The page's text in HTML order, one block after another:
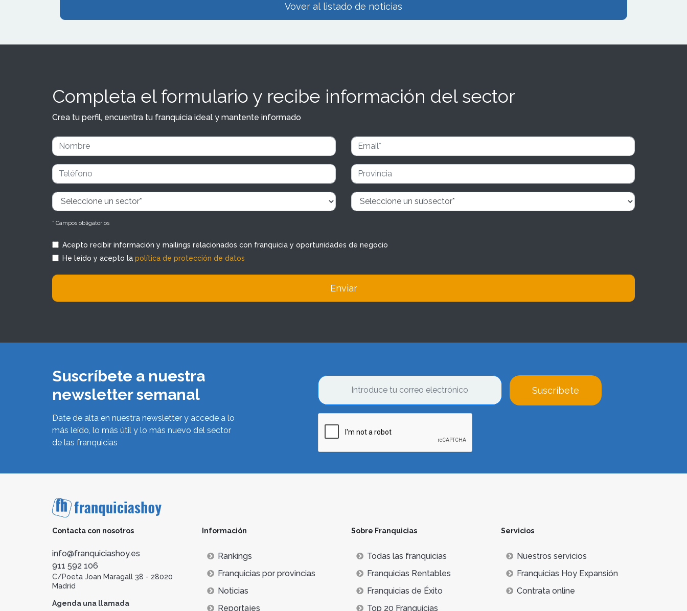
Vover al listado de noticias
Completa el formulario y recibe información del sector
Crea tu perfil, encuentra tu franquicia ideal y mantente informado
* Campos obligatorios
Acepto recibir información y mailings relacionados con franquicia y oportunidades de negocio
He leído y acepto la política de protección de datos
Enviar
Suscríbete a nuestra
newsletter semanal
Date de alta en nuestra newsletter y accede a lo
más leído, lo más útil y lo más nuevo del sector
de las franquicias
Suscríbete
Contacta con nosotros
info@franquiciashoy.es
911 592 106
C/Poeta Joan Maragall 38 - 28020
Madrid
Agenda una llamada
Información
Rankings
Franquicias por provincias
Noticias
Reportajes
Sobre Franquicias
Todas las franquicias
Franquicias Rentables
Franquicias de Éxito
Top 20 Franquicias
Servicios
Nuestros servicios
Franquicias Hoy Expansión
Contrata online